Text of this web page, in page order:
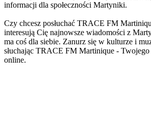
informacji dla społeczności Martyniki.
Czy chcesz posłuchać TRACE FM
interesują Cię najnowsze wiadomości z
ma coś dla siebie. Zanurz się w kulturze i
słuchając TRACE FM Martinique - Twojego
online.